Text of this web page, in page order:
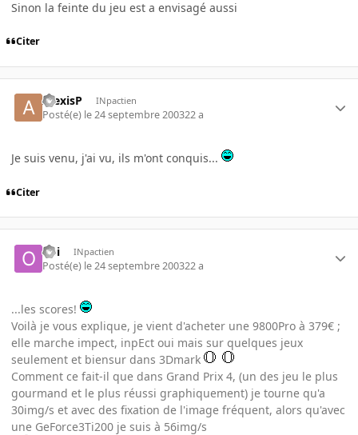
Sinon la feinte du jeu est a envisagé aussi
Citer
AlexisP INpactien
Posté(e) le 24 septembre 200322 a
Je suis venu, j'ai vu, ils m'ont conquis...
Citer
obi INpactien
Posté(e) le 24 septembre 200322 a
...les scores!
Voilà je vous explique, je vient d'acheter une 9800Pro à 379€ ;
elle marche impect, inpEct oui mais sur quelques jeux
seulement et biensur dans 3Dmark
Comment ce fait-il que dans Grand Prix 4, (un des jeu le plus
gourmand et le plus réussi graphiquement) je tourne qu'a
30img/s et avec des fixation de l'image fréquent, alors qu'avec
une GeForce3Ti200 je suis à 56img/s